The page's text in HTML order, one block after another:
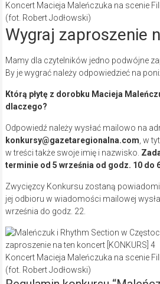
Koncert Macieja Maleńczuka na scenie
(fot. Robert Jodłowski)
Wygraj zaproszenie
Mamy dla czytelników jedno podwójne
By je wygrać należy odpowiedzieć na
Którą płytę z dorobku Macieja
dlaczego?
Odpowiedź należy wysłać mailowo na
konkursy@gazetaregionalna.com , w
w treści także swoje imię i nazwisko.
terminie od 5 września od godz. 10 do
Zwycięzcy Konkursu zostaną
jej odbioru w wiadomości mailowej
września do godz. 22.
Koncert Macieja Maleńczuka na scenie
(fot. Robert Jodłowski)